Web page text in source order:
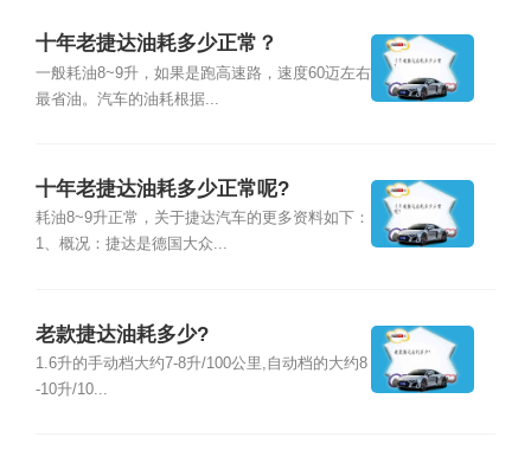
十年老捷达油耗多少正常？
一般耗油8~9升，如果是跑高速路，速度60迈左右
最省油。汽车的油耗根据...
十年老捷达油耗多少正常呢?
耗油8~9升正常，关于捷达汽车的更多资料如下：
1、概况：捷达是德国大众...
老款捷达油耗多少?
1.6升的手动档大约7-8升/100公里,自动档的大约8
-10升/10...